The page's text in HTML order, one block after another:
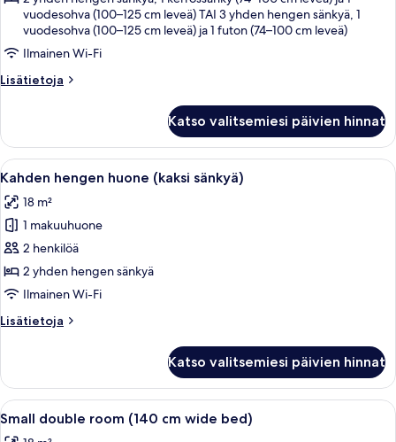
vuodesohva (100–125 cm leveä) TAI 3 yhden hengen sänkyä, 1
vuodesohva (100–125 cm leveä) ja 1 futon (74–100 cm leveä)
Ilmainen Wi-Fi
Lisätietoja
Lisätietoja
Katso valitsemiesi päivien hinnat
Avaa
kaikki
huonetyypin
Kahden
hengen
huone
(kaksi
kuvat
Hotellihuone, jossa on kaksi sänkyä,
4
Kahden hengen huone (kaksi sänkyä)
18 m²
1 makuuhuone
2 henkilöä
2 yhden hengen sänkyä
Ilmainen Wi-Fi
Lisätietoja
Lisätietoja
huone
(kaksi
sänkyä)
Katso valitsemiesi päivien hinnat
Avaa
kaikki
Hotellihuone, jossa on suuri sänky,
5
Small double room (140 cm wide bed)